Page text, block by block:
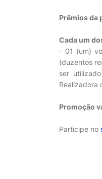
Prêmios da
Cada um
- 01 (um)
(duzentos
ser
Realizadora
Promoção
Participe no